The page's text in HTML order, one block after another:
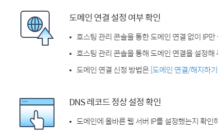
도메인 연결 설정 여부 확인
호스팅 관리 콘솔을 통한 도메인 연결 없이 IP
호스팅 관리 콘솔을 통해 도메인 연결을 설정해
도메인 연결 신청 방법은[도메인 연결/해지하
DNS 레코드 정상 설정 확인
도메인에 올바른 웹 서버 IP를 설정했는지 확인